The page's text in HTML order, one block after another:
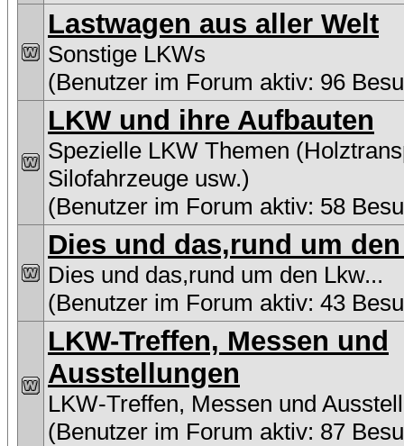
Lastwagen aus aller Welt
Sonstige LKWs
(Benutzer im Forum aktiv: 96
LKW und ihre Aufbauten
Spezielle LKW Themen
Silofahrzeuge usw.)
(Benutzer im Forum aktiv: 58
Dies und das,rund um
Dies und das,rund um den Lkw...
(Benutzer im Forum aktiv: 43
LKW-Treffen, Messen und
Ausstellungen
LKW-Treffen, Messen und
(Benutzer im Forum aktiv: 87